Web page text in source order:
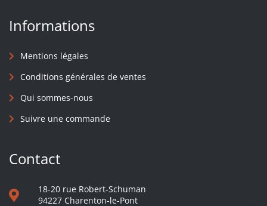
Informations
Mentions légales
Conditions générales de ventes
Qui sommes-nous
Suivre une commande
Contact
18-20 rue Robert-Schuman
94227 Charenton-le-Pont